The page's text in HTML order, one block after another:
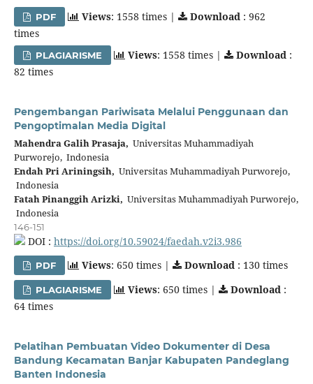
PDF Views: 1558 times | Download : 962
times
PLAGIARISME Views: 1558 times | Download :
82 times
Pengembangan Pariwisata Melalui Penggunaan dan
Pengoptimalan Media Digital
Mahendra Galih Prasaja, Universitas Muhammadiyah
Purworejo, Indonesia
Endah Pri Ariningsih, Universitas Muhammadiyah Purworejo,
Indonesia
Fatah Pinanggih Arizki, Universitas Muhammadiyah Purworejo,
Indonesia
146-151
DOI : https://doi.org/10.59024/faedah.v2i3.986
PDF Views: 650 times | Download : 130 times
PLAGIARISME Views: 650 times | Download :
64 times
Pelatihan Pembuatan Video Dokumenter di Desa
Bandung Kecamatan Banjar Kabupaten Pandeglang
Banten Indonesia